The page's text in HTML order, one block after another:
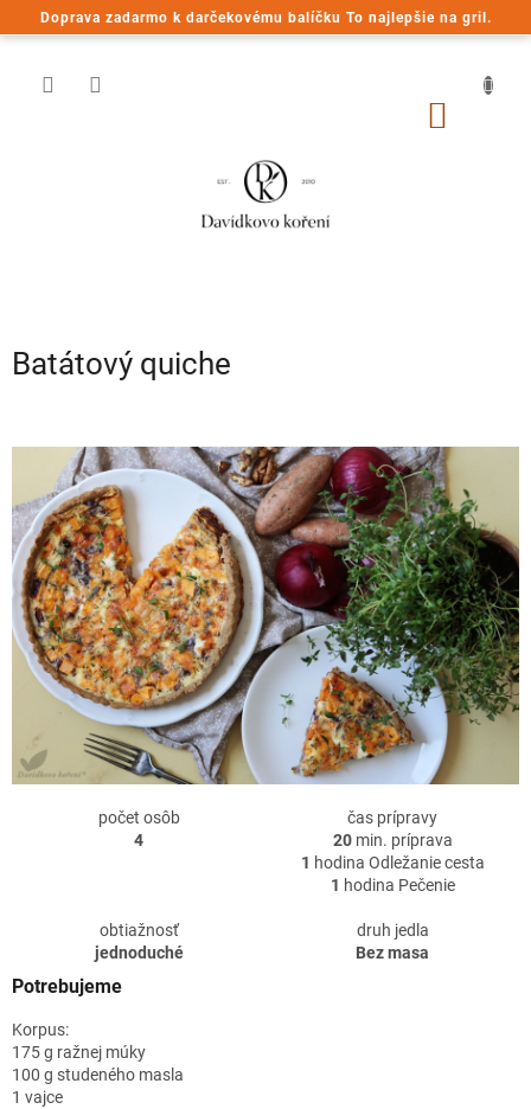
Doprava zadarmo k darčekovému balíčku To najlepšie na gril.
Prejsť
na
Batátový quiche
počet osôb
4
čas prípravy
20min. príprava
1 hodina Odležanie cesta
1 hodina Pečenie
obtiažnosť
jednoduché
druh jedla
Bez masa
Potrebujeme
Korpus:
175 g ražnej múky
100 g studeného masla
1 vajce